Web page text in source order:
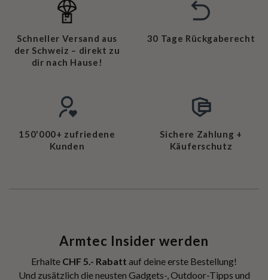
Schneller Versand aus
der Schweiz – direkt zu
dir nach Hause!
30 Tage Rückgaberecht
150'000+ zufriedene
Kunden
Sichere Zahlung +
Käuferschutz
Armtec Insider werden
Erhalte CHF 5.- Rabatt auf deine erste Bestellung!
Und zusätzlich die neusten Gadgets-, Outdoor-Tipps und